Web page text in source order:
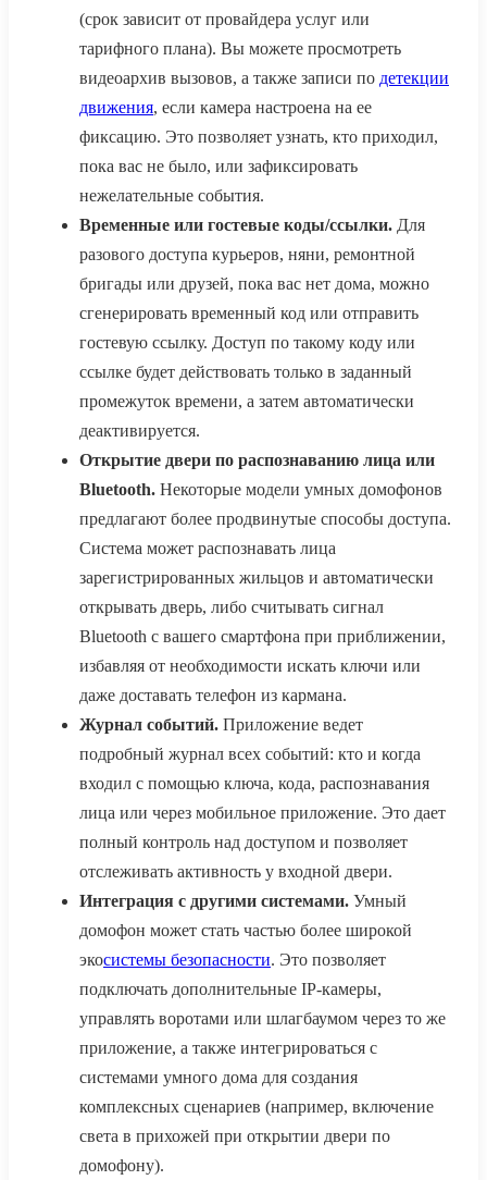
(срок зависит от провайдера услуг или
тарифного плана). Вы можете просмотреть
видеоархив вызовов, а также записи по детекции
движения, если камера настроена на ее
фиксацию. Это позволяет узнать, кто приходил,
пока вас не было, или зафиксировать
нежелательные события.
Временные или гостевые коды/ссылки. Для
разового доступа курьеров, няни, ремонтной
бригады или друзей, пока вас нет дома, можно
сгенерировать временный код или отправить
гостевую ссылку. Доступ по такому коду или
ссылке будет действовать только в заданный
промежуток времени, а затем автоматически
деактивируется.
Открытие двери по распознаванию лица или
Bluetooth. Некоторые модели умных домофонов
предлагают более продвинутые способы доступа.
Система может распознавать лица
зарегистрированных жильцов и автоматически
открывать дверь, либо считывать сигнал
Bluetooth с вашего смартфона при приближении,
избавляя от необходимости искать ключи или
даже доставать телефон из кармана.
Журнал событий. Приложение ведет
подробный журнал всех событий: кто и когда
входил с помощью ключа, кода, распознавания
лица или через мобильное приложение. Это дает
полный контроль над доступом и позволяет
отслеживать активность у входной двери.
Интеграция с другими системами. Умный
домофон может стать частью более широкой
экосистемы безопасности. Это позволяет
подключать дополнительные IP-камеры,
управлять воротами или шлагбаумом через то же
приложение, а также интегрироваться с
системами умного дома для создания
комплексных сценариев (например, включение
света в прихожей при открытии двери по
домофону).